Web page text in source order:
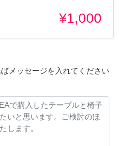
¥1,000
メッセージを入れてください